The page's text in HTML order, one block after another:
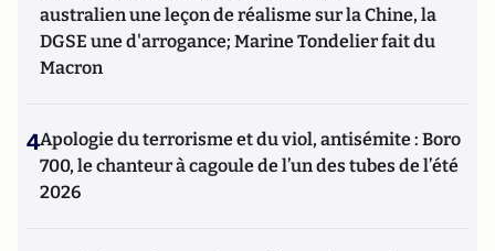
australien une leçon de réalisme sur la Chine, la
DGSE une d'arrogance; Marine Tondelier fait du
Macron
4Apologie du terrorisme et du viol, antisémite : Boro
700, le chanteur à cagoule de l’un des tubes de l’été
2026